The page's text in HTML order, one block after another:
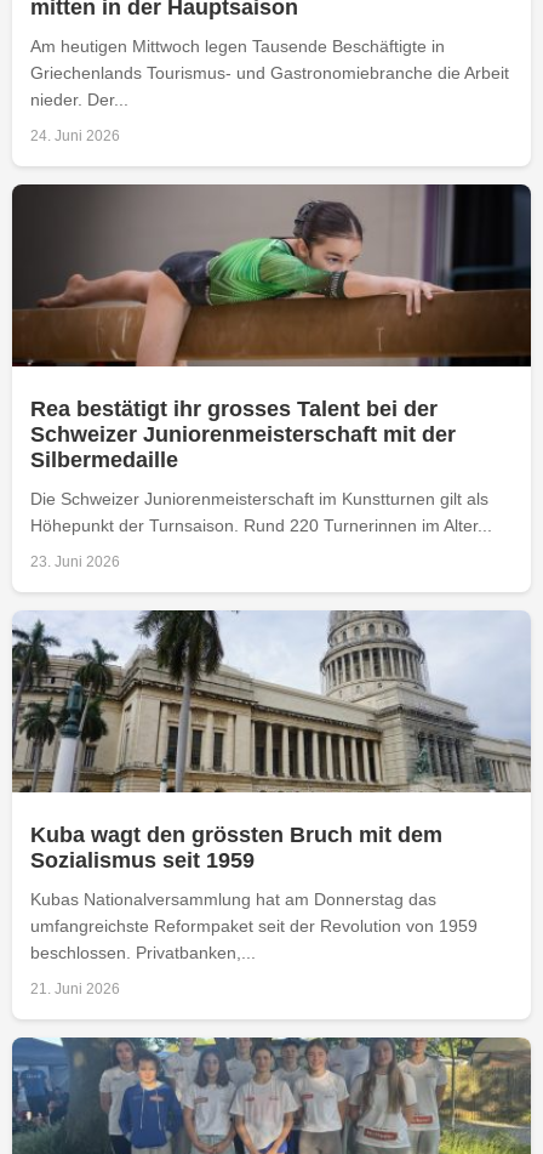
mitten in der Hauptsaison
Am heutigen Mittwoch legen Tausende Beschäftigte in
Griechenlands Tourismus- und Gastronomiebranche die Arbeit
nieder. Der...
24. Juni 2026
Rea bestätigt ihr grosses Talent bei der
Schweizer Juniorenmeisterschaft mit der
Silbermedaille
Die Schweizer Juniorenmeisterschaft im Kunstturnen gilt als
Höhepunkt der Turnsaison. Rund 220 Turnerinnen im Alter...
23. Juni 2026
Kuba wagt den grössten Bruch mit dem
Sozialismus seit 1959
Kubas Nationalversammlung hat am Donnerstag das
umfangreichste Reformpaket seit der Revolution von 1959
beschlossen. Privatbanken,...
21. Juni 2026